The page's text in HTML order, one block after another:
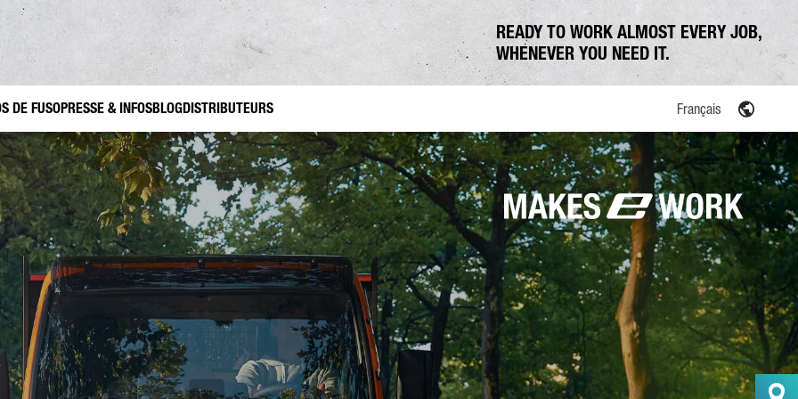
READY TO WORK ALMOST EVERY JOB,
WHENEVER YOU NEED IT.
Trafic de construction Jardinage et aménagement paysagerUtilisation communale
d’origine FUSO Canter TFIFUSO Value Parts
DE FUSOPRESSE & INFOSBLOGDISTRIBUTEURS Français
BELGIUM CONTACT
avez d'autres questions ?
nous votre demande via ce formulaire de contact.
NOM DE FAMILLE*
DE DEMANDE*